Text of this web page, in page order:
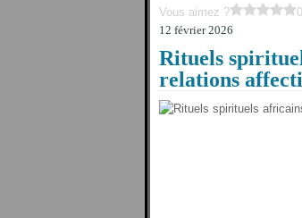
Vous aimez ?
12 février 2026
Rituels
relations